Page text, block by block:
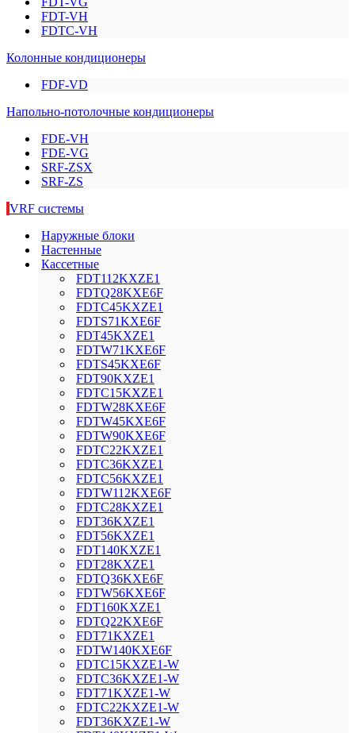
FDT-VH
FDTC-VH
Колонные кондиционеры
FDF-VD
Напольно-потолочные кондиционеры
FDE-VH
FDE-VG
SRF-ZSX
SRF-ZS
VRF системы
Наружные блоки
Настенные
Кассетные
FDT112KXZE1
FDTQ28KXE6F
FDTC45KXZE1
FDTS71KXE6F
FDT45KXZE1
FDTW71KXE6F
FDTS45KXE6F
FDT90KXZE1
FDTC15KXZE1
FDTW28KXE6F
FDTW45KXE6F
FDTW90KXE6F
FDTC22KXZE1
FDTC36KXZE1
FDTC56KXZE1
FDTW112KXE6F
FDTC28KXZE1
FDT36KXZE1
FDT56KXZE1
FDT140KXZE1
FDT28KXZE1
FDTQ36KXE6F
FDTW56KXE6F
FDT160KXZE1
FDTQ22KXE6F
FDT71KXZE1
FDTW140KXE6F
FDTC15KXZE1-W
FDTC36KXZE1-W
FDT71KXZE1-W
FDTC22KXZE1-W
FDT36KXZE1-W